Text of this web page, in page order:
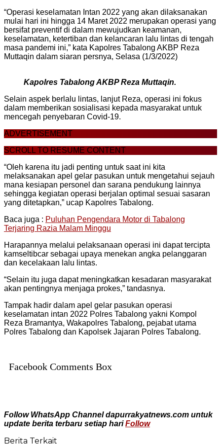
“Operasi keselamatan Intan 2022 yang akan dilaksanakan
mulai hari ini hingga 14 Maret 2022 merupakan operasi yang
bersifat preventif di dalam mewujudkan keamanan,
keselamatan, ketertiban dan kelancaran lalu lintas di tengah
masa pandemi ini,” kata Kapolres Tabalong AKBP Reza
Muttaqin dalam siaran persnya, Selasa (1/3/2022)
Kapolres Tabalong AKBP Reza Muttaqin.
Selain aspek berlalu lintas, lanjut Reza, operasi ini fokus
dalam memberikan sosialisasi kepada masyarakat untuk
mencegah penyebaran Covid-19.
ADVERTISEMENT
SCROLL TO RESUME CONTENT
“Oleh karena itu jadi penting untuk saat ini kita
melaksanakan apel gelar pasukan untuk mengetahui sejauh
mana kesiapan personel dan sarana pendukung lainnya
sehingga kegiatan operasi berjalan optimal sesuai sasaran
yang ditetapkan,” ucap Kapolres Tabalong.
Baca juga : Puluhan Pengendara Motor di Tabalong
Terjaring Razia Malam Minggu
Harapannya melalui pelaksanaan operasi ini dapat tercipta
kamseltibcar sebagai upaya menekan angka pelanggaran
dan kecelakaan lalu lintas.
“Selain itu juga dapat meningkatkan kesadaran masyarakat
akan pentingnya menjaga prokes,” tandasnya.
Tampak hadir dalam apel gelar pasukan operasi
keselamatan intan 2022 Polres Tabalong yakni Kompol
Reza Bramantya, Wakapolres Tabalong, pejabat utama
Polres Tabalong dan Kapolsek Jajaran Polres Tabalong.
Facebook Comments Box
Follow WhatsApp Channel dapurrakyatnews.com untuk
update berita terbaru setiap hariFollow
Berita Terkait